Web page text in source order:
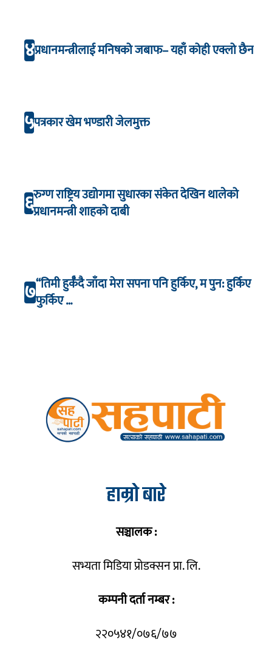
४प्रधानमन्त्रीलाई मनिषको जबाफ– यहाँ कोही एक्लो छैन
५पत्रकार खेम भण्डारी जेलमुक्त
६रुग्ण राष्ट्रिय उद्योगमा सुधारका संकेत देखिन थालेको
प्रधानमन्त्री शाहको दाबी
७“तिमी हुर्कँदै जाँदा मेरा सपना पनि हुर्किए, म पुन: हुर्किए
फुर्किए …
हाम्रो बारे
सञ्चालक :
सभ्यता मिडिया प्रोडक्सन प्रा. लि.
कम्पनी दर्ता नम्बर :
२२०५४१/०७६/७७